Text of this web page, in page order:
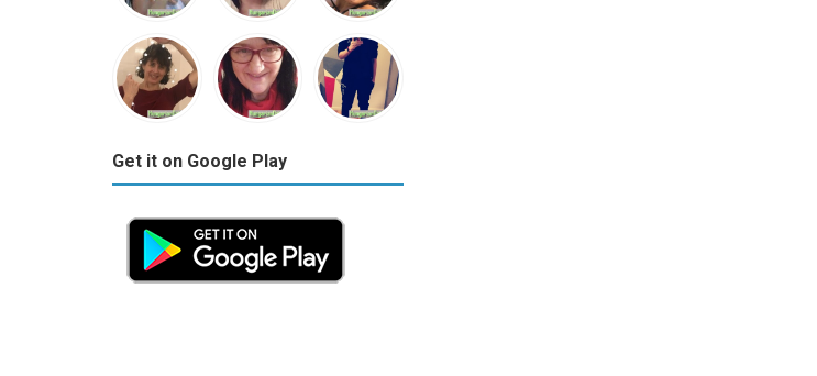
Get it on Google Play